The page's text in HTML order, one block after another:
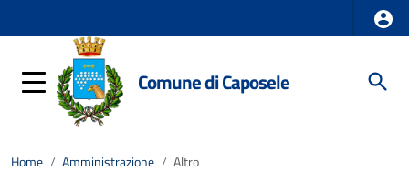
Comune di Caposele
Home / Amministrazione / Altro